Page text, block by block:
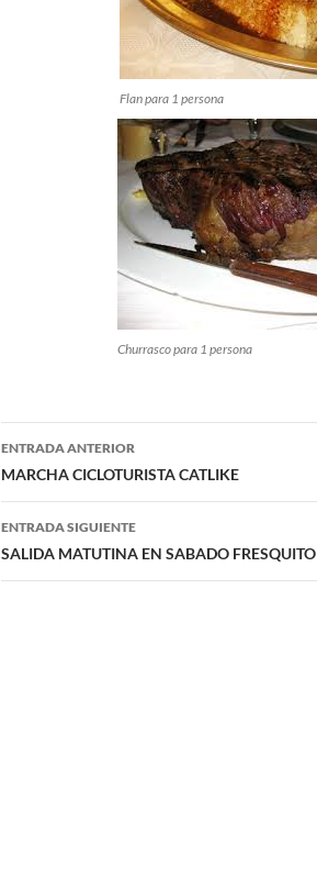
Flan para 1 persona
Churrasco para 1 persona
Navegación
de
entradas
ENTRADA ANTERIOR
MARCHA CICLOTURISTA CATLIKE
ENTRADA SIGUIENTE
SALIDA MATUTINA EN SABADO FRESQUITO